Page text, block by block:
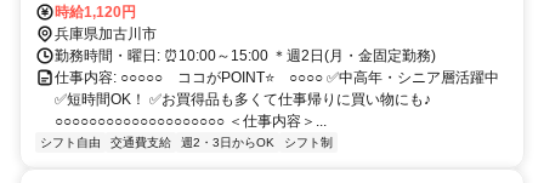
時給1,120円
兵庫県加古川市
勤務時間・曜日: ⏰10:00～15:00 ＊週2日(月・金固定勤務)
仕事内容: ○○○○○ ココがPOINT⭐ ○○○○ ✅中高年・シニア層活躍中
✅短時間OK！ ✅お買得品も多くて仕事帰りに買い物にも♪
○○○○○○○○○○○○○○○○○○○○ ＜仕事内容＞...
シフト自由 交通費支給 週2・3日からOK シフト制